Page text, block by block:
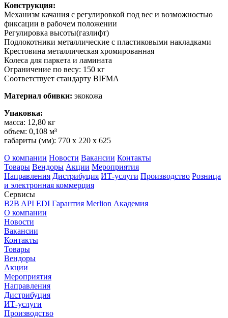
Конструкция:
Механизм качания с регулировкой под вес и возможностью
фиксации в рабочем положении
Регулировка высоты(газлифт)
Подлокотники металлические с пластиковыми накладками
Крестовина металлическая хромированная
Колеса для паркета и ламината
Ограничение по весу: 150 кг
Соответствует стандарту BIFMA
Материал обивки: экокожа
Упаковка:
масса: 12,80 кг
объем: 0,108 м³
габариты (мм): 770 х 220 х 625
О компании Новости Вакансии Контакты
Товары Вендоры Акции Мероприятия
Направления Дистрибуция ИТ-услуги Производство Розница
и электронная коммерция
Сервисы
B2B API EDI Гарантия Merlion Академия
О компании
Новости
Вакансии
Контакты
Товары
Вендоры
Акции
Мероприятия
Направления
Дистрибуция
ИТ-услуги
Производство